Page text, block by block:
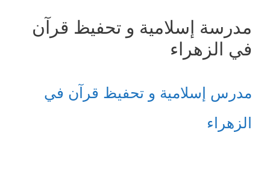
مدرسة إسلامية و تحفيظ قرآن
في الزهراء
مدرس إسلامية و تحفيظ قرآن في
الزهراء